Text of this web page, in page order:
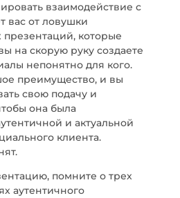
взаимодействие с
вас от ловушки
которые
на скорую руку создаете
непонятно для кого.
преимущество, и вы
свою подачу и
она была
и актуальной
клиента.
помните о трех
аутентичного